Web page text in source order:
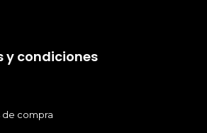
y condiciones
de compra